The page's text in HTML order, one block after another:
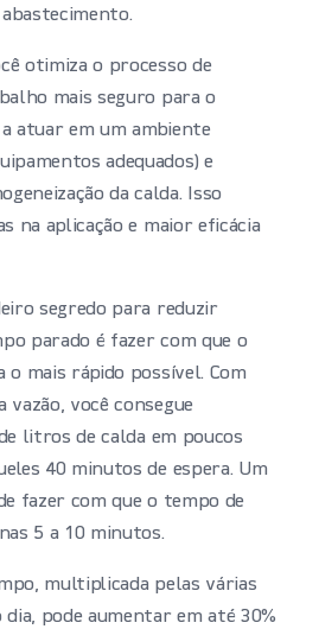
otimiza o processo de
mais seguro para o
atuar em um ambiente
adequados) e
da calda. Isso
na aplicação e maior eficácia
segredo para reduzir
parado é fazer com que o
o mais rápido possível. Com
você consegue
litros de calda em poucos
40 minutos de espera. Um
fazer com que o tempo de
5 a 10 minutos.
multiplicada pelas várias
pode aumentar em até 30%